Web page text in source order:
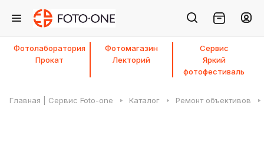
Фотолаборатория Фотомагазин
Сервис
Прокат
Лекторий
Яркий
фотофестиваль
Главная | Сервис Foto-one Каталог Ремонт объективов